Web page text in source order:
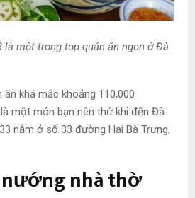
là một trong top quán ăn ngon ở Đà
ăn khá mắc khoảng 110,000
một món bạn nên thử khi đến Đà
nằm ở số 33 đường Hai Bà Trưng,
nhà thờ